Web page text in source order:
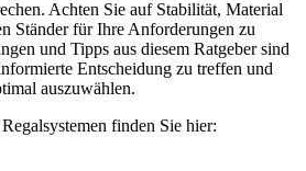
Achten Sie auf Stabilität, Material
Ständer für Ihre Anforderungen zu
und Tipps aus diesem Ratgeber sind
Entscheidung zu treffen und
auszuwählen.
finden Sie hier: